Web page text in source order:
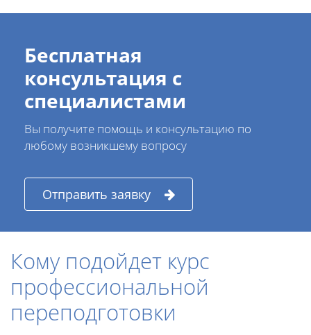
Бесплатная
консультация с
специалистами
Вы получите помощь и консультацию по
любому возникшему вопросу
Отправить заявку
Кому подойдет курс
профессиональной
переподготовки